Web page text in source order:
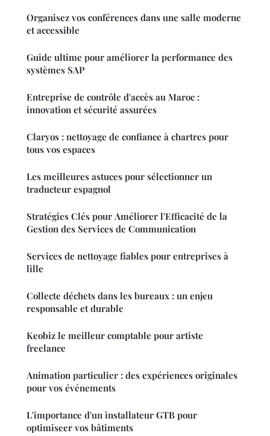
Organisez vos conférences dans une salle moderne
et accessible
Guide ultime pour améliorer la performance des
systèmes SAP
Entreprise de contrôle d'accès au Maroc :
innovation et sécurité assurées
Claryos : nettoyage de confiance à chartres pour
tous vos espaces
Les meilleures astuces pour sélectionner un
traducteur espagnol
Stratégies Clés pour Améliorer l'Efficacité de la
Gestion des Services de Communication
Services de nettoyage fiables pour entreprises à
lille
Collecte déchets dans les bureaux : un enjeu
responsable et durable
Keobiz le meilleur comptable pour artiste
freelance
Animation particulier : des expériences originales
pour vos événements
L'importance d'un installateur GTB pour
optimiseer vos bâtiments